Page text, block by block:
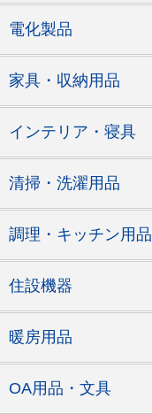
電化製品
家具・収納用品
インテリア・寝具
清掃・洗濯用品
調理・キッチン用品
住設機器
暖房用品
OA用品・文具